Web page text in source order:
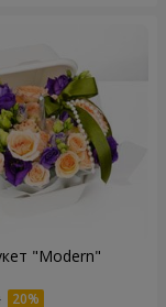
"Modern"